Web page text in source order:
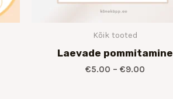
Kõik tooted
Laevade pommitamine
€5.00 – €9.00